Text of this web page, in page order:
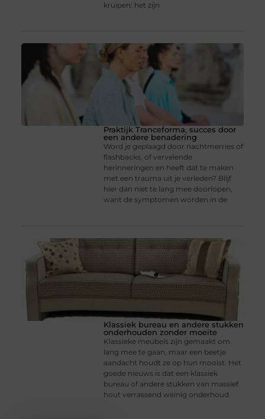
kruipen: het zijn
Praktijk Tranceforma, succes door
een andere benadering
Word je geplaagd door nachtmerries of
flashbacks, of vervelende
herinneringen en heeft dat te maken
met een trauma uit je verleden? Blijf
hier dan niet te lang mee doorlopen,
want de symptomen worden in de
Klassiek bureau en andere stukken
onderhouden zonder moeite
Klassieke meubels zijn gemaakt om
lang mee te gaan, maar een beetje
aandacht houdt ze op hun mooist. Het
goede nieuws is dat een klassiek
bureau of andere stukken van massief
hout verrassend weinig onderhoud